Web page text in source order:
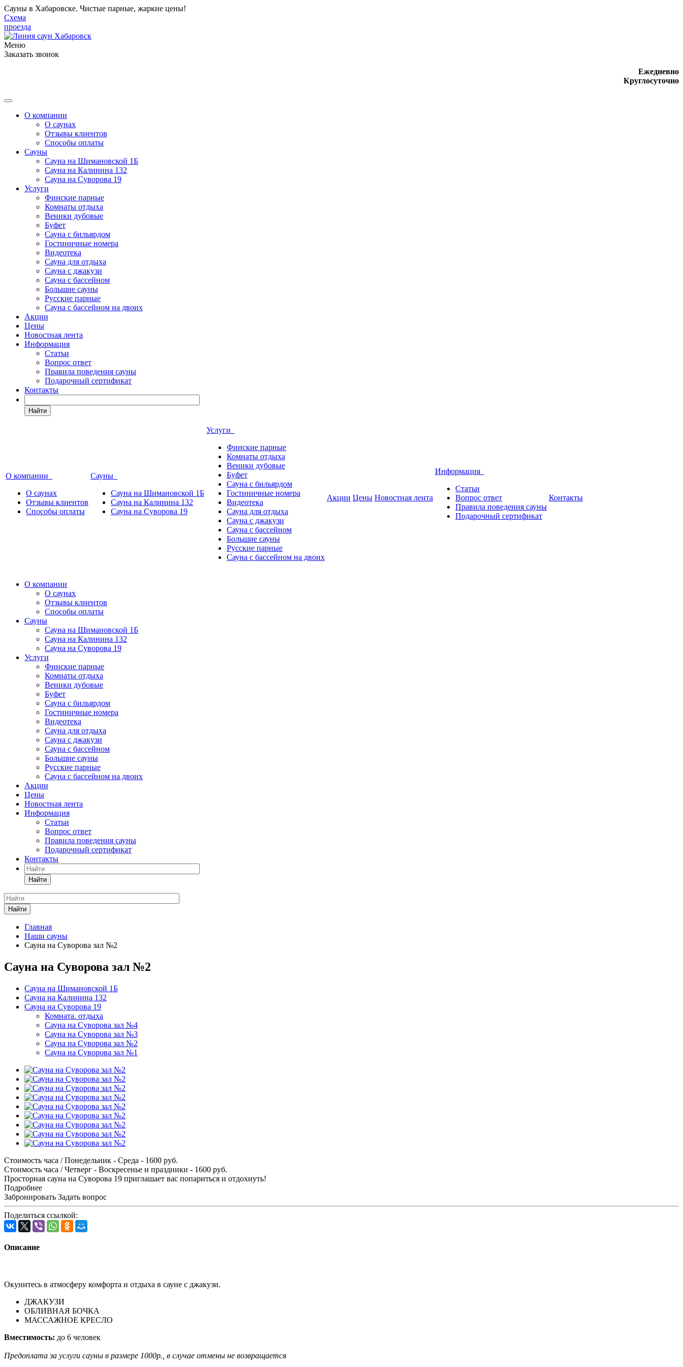
Сауны в Хабаровске. Чистые парные, жаркие цены!
Схема
проезда
Меню
Заказать звонок
Ежедневно
Круглосуточно
О компании
О саунах
Отзывы клиентов
Способы оплаты
Сауны
Сауна на Шимановской 1Б
Сауна на Калинина 132
Сауна на Суворова 19
Услуги
Финские парные
Комнаты отдыха
Веники дубовые
Буфет
Сауна с бильярдом
Гостиничные номера
Видеотека
Сауна для отдыха
Сауна с джакузи
Сауна с бассейном
Большие сауны
Русские парные
Сауна с бассейном на двоих
Акции
Цены
Новостная лента
Информация
Статьи
Вопрос ответ
Правила поведения сауны
Подарочный сертификат
Контакты
Найти
О компании
О саунах
Отзывы клиентов
Способы оплаты
Сауны
Сауна на Шимановской 1Б
Сауна на Калинина 132
Сауна на Суворова 19
Услуги
Финские парные
Комнаты отдыха
Веники дубовые
Буфет
Сауна с бильярдом
Гостиничные номера
Видеотека
Сауна для отдыха
Сауна с джакузи
Сауна с бассейном
Большие сауны
Русские парные
Сауна с бассейном на двоих
Акции Цены Новостная лента
Информация
Статьи
Вопрос ответ
Правила поведения сауны
Подарочный сертификат
Контакты
О компании
О саунах
Отзывы клиентов
Способы оплаты
Сауны
Сауна на Шимановской 1Б
Сауна на Калинина 132
Сауна на Суворова 19
Услуги
Финские парные
Комнаты отдыха
Веники дубовые
Буфет
Сауна с бильярдом
Гостиничные номера
Видеотека
Сауна для отдыха
Сауна с джакузи
Сауна с бассейном
Большие сауны
Русские парные
Сауна с бассейном на двоих
Акции
Цены
Новостная лента
Информация
Статьи
Вопрос ответ
Правила поведения сауны
Подарочный сертификат
Контакты
Найти
Найти
Главная
Наши сауны
Сауна на Суворова зал №2
Сауна на Суворова зал №2
Сауна на Шимановской 1Б
Сауна на Калинина 132
Сауна на Суворова 19
Комната. отдыха
Сауна на Суворова зал №4
Сауна на Суворова зал №3
Сауна на Суворова зал №2
Сауна на Суворова зал №1
Стоимость часа / Понедельник - Среда - 1600 руб.
Стоимость часа / Четверг - Воскресенье и праздники - 1600 руб.
Просторная сауна на Суворова 19 приглашает вас попариться и отдохнуть!
Подробнее
Забронировать Задать вопрос
Поделиться ссылкой:
Описание
Окунитесь в атмосферу комфорта и отдыха в сауне с джакузи.
ДЖАКУЗИ
ОБЛИВНАЯ БОЧКА
МАССАЖНОЕ КРЕСЛО
Вместимость: до 6 человек
Предоплата за услуги сауны в размере 1000р., в случае отмены не возвращается